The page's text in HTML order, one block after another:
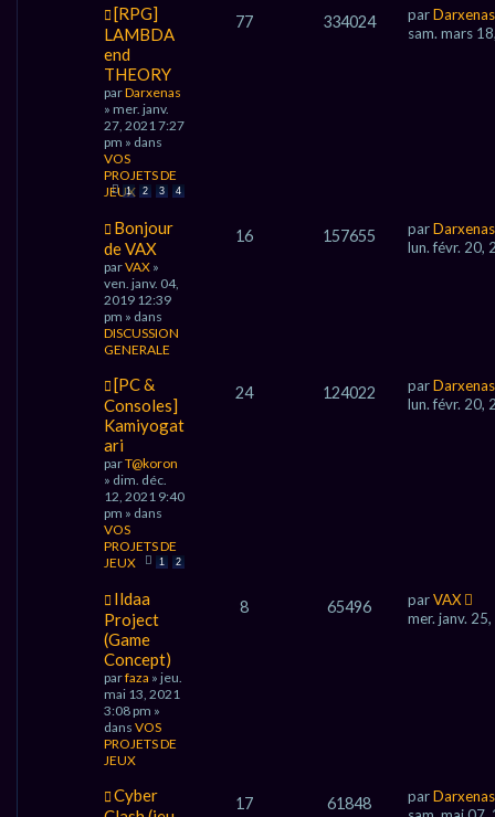
e
N
o
u
v
a
u
m
e
s
s
a
e
[RPG]
LAMBDA
end
THEORY
parDarxenas
» mer. janv.
27, 2021 7:27
pm » dans
VOS
PROJETS DE
JEUX
1 2 3 4
77 334024 parDarxenas
sam. mars
N
o
u
v
e
a
u
m
e
s
a
g
e
Bonjour
de VAX
parVAX »
ven. janv. 04,
2019 12:39
pm » dans
DISCUSSION
GENERALE
16 157655 parDarxenas
lun. févr. 20,
N
o
u
v
e
a
u
m
e
s
s
a
e
[PC &
Consoles]
Kamiyogat
ari
parT@koron
» dim. déc.
12, 2021 9:40
pm » dans
VOS
PROJETS DE
JEUX
1 2
24 124022 parDarxenas
lun. févr. 20,
N
o
u
v
e
a
u
m
e
s
s
g
e
Ildaa
Project
(Game
Concept)
parfaza » jeu.
mai 13, 2021
3:08 pm »
dans VOS
PROJETS DE
JEUX
8 65496 parVAX
mer. janv.
N
o
Cyber
17 61848 parDarxenas